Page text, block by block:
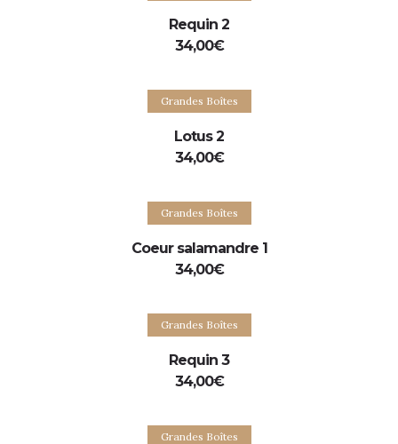
Requin 2
34,00€
Ajouter au panier
Grandes Boîtes
Lotus 2
34,00€
Ajouter au panier
Grandes Boîtes
Coeur salamandre 1
34,00€
Ajouter au panier
Grandes Boîtes
Requin 3
34,00€
Ajouter au panier
Grandes Boîtes